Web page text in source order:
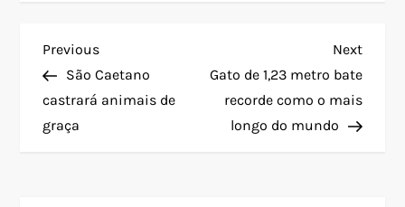
N
a
v
Previous
Post
Previous
São Caetano
castrará animais de
graça
Next
Post
Next
Gato de 1,23 metro bate
recorde como o mais
longo do mundo